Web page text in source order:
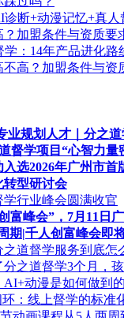
断+动漫记忆+真人
加盟条件与资质要
：14年产品进化路
高？加盟条件与资
业规划人才｜分之
督学项目“心智力量
入选2026年广州市
转型研讨会
行业峰会圆满收官
富峰会”，7月11日
期|千人创富峰会即
道督学服务到底怎
之道督学3个月，
动漫是如何做到
线上督学的标准